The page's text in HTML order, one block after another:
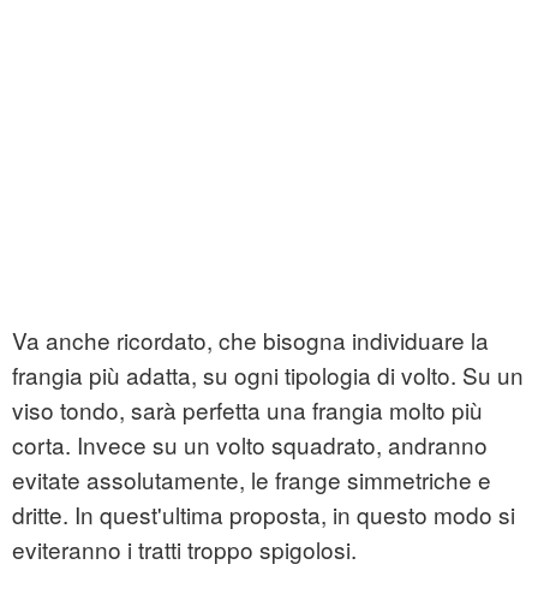
Va anche ricordato, che bisogna individuare la
frangia più adatta, su ogni tipologia di volto. Su un
viso tondo, sarà perfetta una frangia molto più
corta. Invece su un volto squadrato, andranno
evitate assolutamente, le frange simmetriche e
dritte. In quest'ultima proposta, in questo modo si
eviteranno i tratti troppo spigolosi.